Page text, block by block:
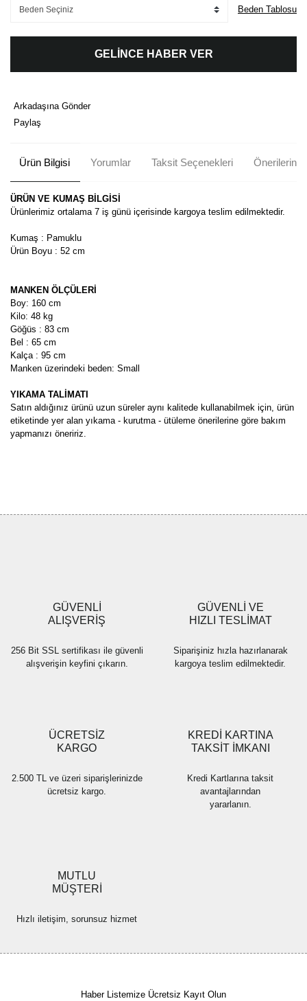
Beden Tablosu
GELİNCE HABER VER
Arkadaşına Gönder
Paylaş
Ürün Bilgisi Yorumlar Taksit Seçenekleri Önerileriniz
ÜRÜN VE KUMAŞ BİLGİSİ
Ürünlerimiz ortalama 7 iş günü içerisinde kargoya teslim edilmektedir.
Kumaş : Pamuklu
Ürün Boyu : 52 cm
MANKEN ÖLÇÜLERİ
Boy: 160 cm
Kilo: 48 kg
Göğüs : 83 cm
Bel : 65 cm
Kalça : 95 cm
Manken üzerindeki beden: Small
YIKAMA TALİMATI
Satın aldığınız ürünü uzun süreler aynı kalitede kullanabilmek için, ürün
etiketinde yer alan yıkama - kurutma - ütüleme önerilerine göre bakım
yapmanızı öneririz.
Ürün fiyatı diğer sitelerden daha pahalı.
Bu ürüne benzer farklı alternatifler olmalı.
GÜVENLİ
ALIŞVERİŞ
256 Bit SSL sertifikası ile güvenli
alışverişin keyfini çıkarın.
GÜVENLİ VE
HIZLI TESLİMAT
Siparişiniz hızla hazırlanarak
kargoya teslim edilmektedir.
ÜCRETSİZ
KARGO
2.500 TL ve üzeri siparişlerinizde
ücretsiz kargo.
KREDİ KARTINA
TAKSİT İMKANI
Kredi Kartlarına taksit
avantajlarından
yararlanın.
MUTLU
MÜŞTERİ
Hızlı iletişim, sorunsuz hizmet
Haber Listemize Ücretsiz Kayıt Olun